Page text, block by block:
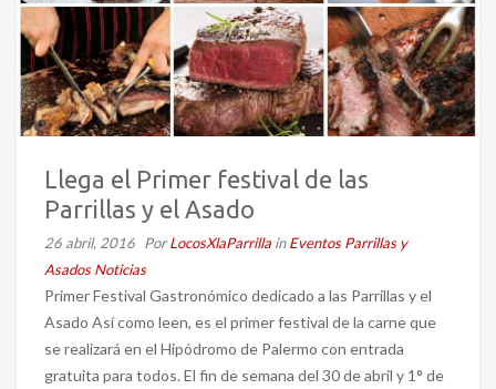
Llega el Primer festival de las
Parrillas y el Asado
26 abril, 2016 PorLocosXlaParrilla inEventos Parrillas y
Asados Noticias
Primer Festival Gastronómico dedicado a las Parrillas y el
Asado Así como leen, es el primer festival de la carne que
se realizará en el Hipódromo de Palermo con entrada
gratuita para todos. El fin de semana del 30 de abril y 1° de